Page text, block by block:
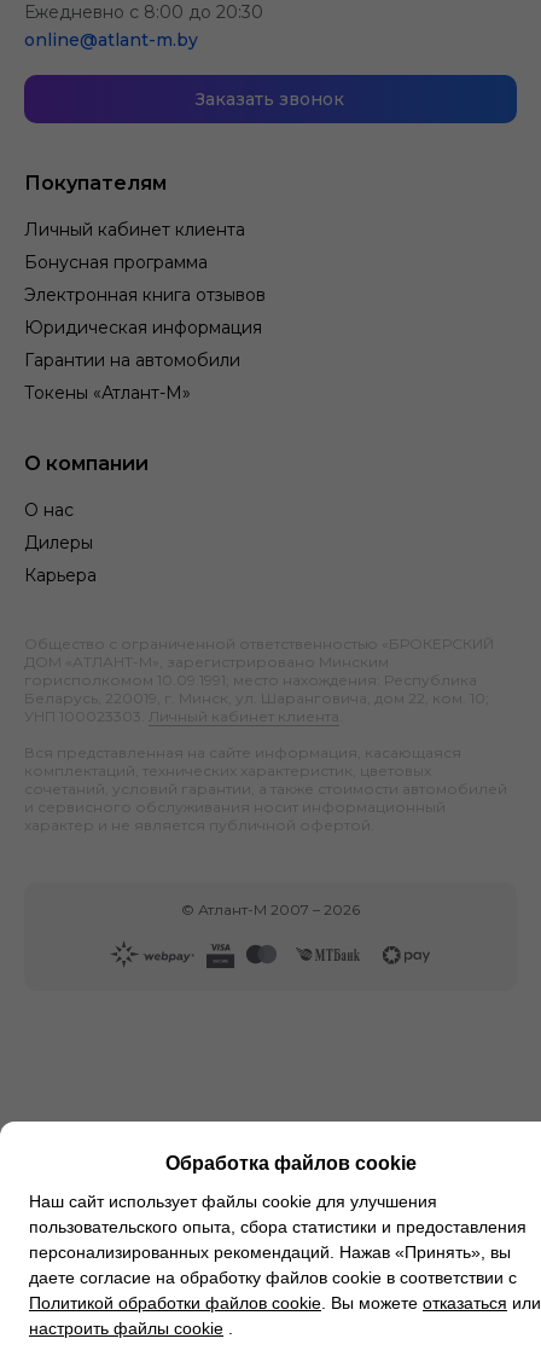
Покупателям
Личный кабинет клиента
Бонусная программа
Электронная книга отзывов
Юридическая информация
Гарантии на автомобили
Токены «Атлант-М»
О компании
О нас
Дилеры
Карьера
Ежедневно с 8:00 до 20:30
online@atlant-m.by
Заказать звонок
Общество с ограниченной ответственностью «БРОКЕРСКИЙ
ДОМ «АТЛАНТ-М», зарегистрировано Минским
горисполкомом 10.09.1991; место нахождения: Республика
Беларусь, 220019, г. Минск, ул. Шаранговича, дом 22, ком. 10;
УНП 100023303.
Личный кабинет клиента
Вся представленная на сайте информация, касающаяся
комплектаций, технических характеристик, цветовых
сочетаний, условий гарантии, а также стоимости автомобилей
и сервисного обслуживания носит информационный
характер и не является публичной офертой.
© Атлант-М 2007 – 2026
Обработка файлов cookie
Наш сайт использует файлы cookie для улучшения
пользовательского опыта, сбора статистики и предоставления
персонализированных рекомендаций. Нажав «Принять», вы
даете согласие на обработку файлов cookie в соответствии с
Политикой обработки файлов cookie . Вы можете отказаться или
настроить файлы cookie